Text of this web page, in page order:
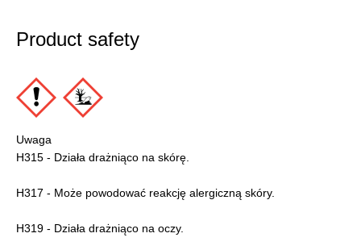
Product safety
Uwaga
H315 - Działa drażniąco na skórę.
H317 - Może powodować reakcję alergiczną skóry.
H319 - Działa drażniąco na oczy.